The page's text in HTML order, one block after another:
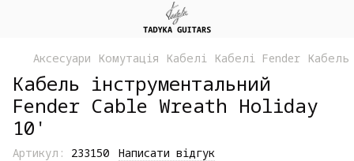
Аксесуари Комутація Кабелі Кабелі Fender
Кабель інструментальний
Fender Cable Wreath Holiday
10'
Артикул: 233150 Написати відгук